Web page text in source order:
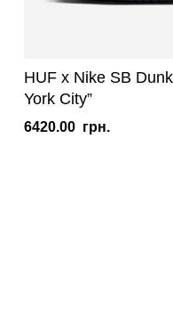
HUF x Nike SB
York City”
6420.00 грн.